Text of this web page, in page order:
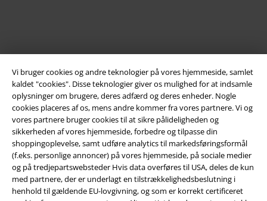
Vi bruger cookies og andre teknologier på vores hjemmeside, samlet
kaldet "cookies". Disse teknologier giver os mulighed for at indsamle
oplysninger om brugere, deres adfærd og deres enheder. Nogle
cookies placeres af os, mens andre kommer fra vores partnere. Vi og
vores partnere bruger cookies til at sikre pålideligheden og
sikkerheden af ​​vores hjemmeside, forbedre og tilpasse din
shoppingoplevelse, samt udføre analytics til markedsføringsformål
(f.eks. personlige annoncer) på vores hjemmeside, på sociale medier
og på tredjepartswebsteder Hvis data overføres til USA, deles de kun
med partnere, der er underlagt en tilstrækkelighedsbeslutning i
henhold til gældende EU-lovgivning, og som er korrekt certificeret
Juridisk
Salgs-, medlems- & leveringsbetingelser
Om EMP Danmark
Persondatapolitik